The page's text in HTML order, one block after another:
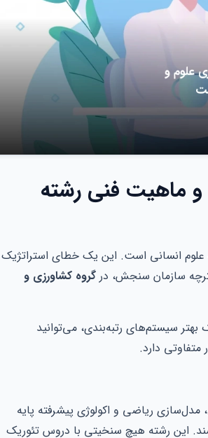
و ماهیت فنی رشته
علوم انسانی است. این یک خطای استراتژیک
سازمان سنجش، در گروه کشاورزی و
بهتر سیستم‌های رتبه‌بندی، می‌توانید
متفاوتی دارد.
ریاضی و اکولوژی پیشرفته پایه
این رشته هیچ سنخیتی با دروس تئوریک